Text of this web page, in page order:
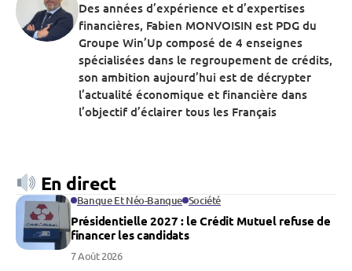
Des années d’expérience et d’expertises
financières, Fabien MONVOISIN est PDG du
Groupe Win’Up composé de 4 enseignes
spécialisées dans le regroupement de crédits,
son ambition aujourd’hui est de décrypter
l’actualité économique et financière dans
l’objectif d’éclairer tous les Français
En direct
Banque Et Néo-Banque Société
Présidentielle 2027 : le Crédit Mutuel refuse de
financer les candidats
7 Août 2026